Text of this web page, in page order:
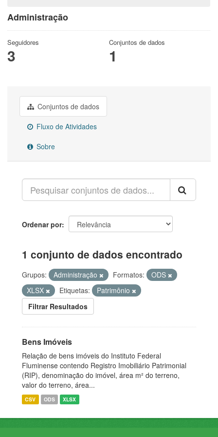
Administração
Seguidores
3
Conjuntos de dados
1
Conjuntos de dados
Fluxo de Atividades
Sobre
Ordenar por
1 conjunto de dados encontrado
Grupos: Administração Formatos:
ODS
XLSX
Etiquetas:
Patrimônio
Filtrar Resultados
Bens Imóveis
Relação de bens imóveis do Instituto Federal
Fluminense contendo Registro Imobiliário Patrimonial
(RIP), denominação do imóvel, área m² do terreno,
valor do terreno, área...
CSV ODS XLSX